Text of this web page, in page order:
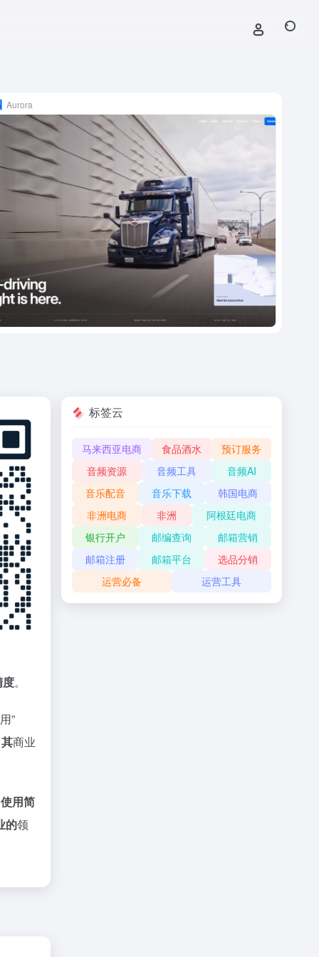
Aurora
。
”
商业
用简
的领
标签云
马来西亚电商 食品酒水
预订服务
音频资源
音频工具
音频AI
音乐配音
音乐下载
韩国电商
非洲电商
非洲
阿根廷电商
银行开户
邮编查询
邮箱营销
邮箱注册
邮箱平台
选品分销
运营必备
运营工具